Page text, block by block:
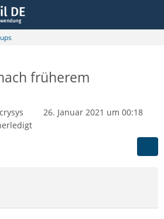
früherem
crysys
26. Januar 2021 um 00:18